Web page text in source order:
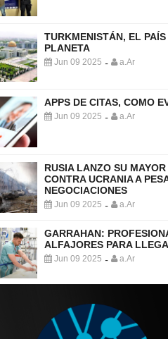
TURKMENISTÁN, EL
PLANETA
Jun 09 2025 - a.Ar
APPS DE CITAS, COMO
Jun 09 2025 - a.Ar
RUSIA LANZO SU MAYOR
CONTRA UCRANIA A
NEGOCIACIONES
Jun 09 2025 - a.Ar
GARRAHAN:
ALFAJORES PARA
Jun 09 2025 - a.Ar